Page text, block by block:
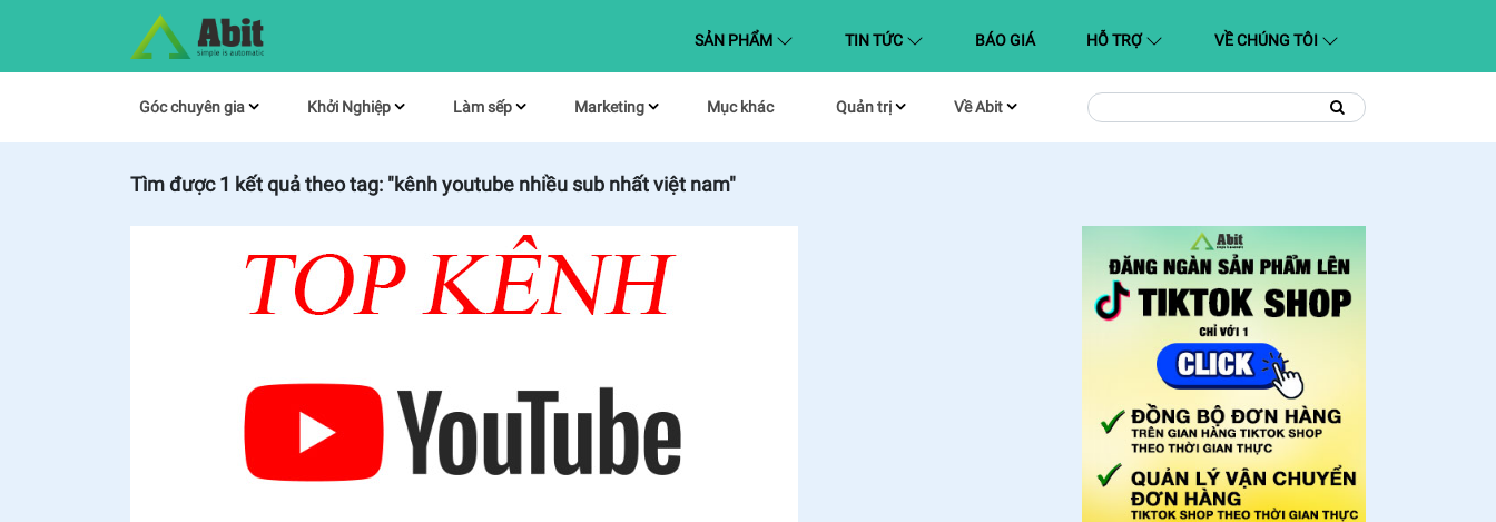
SẢN PHẨM (CURRENT)TIN TỨC BÁO GIÁ HỖ TRỢ VỀ CHÚNG TÔI
Góc chuyên gia Khởi Nghiệp Làm sếp Marketing Mục khác Quản trị Về Abit
Tìm
kiếm:
Tìm
kiếm
Tìm được1 kết quả theo tag: "kênh youtube nhiều sub nhất việt nam"